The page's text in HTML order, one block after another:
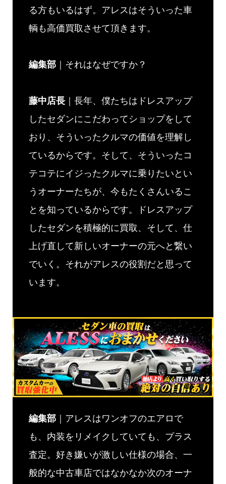
る方もいるはず。アレスはそういった車
輌も高価買取させて頂きます。
編集部｜それはなぜですか？
藤中店長｜長年、僕たちはドレスアップ
したセダンにこだわってショップをして
おり、そういったクルマの価値を理解し
ているからです。そして、そういったコ
テコテにイジったクルマに乗りたいとい
うオーナーたちが、今もたくさんいるこ
とを知っているからです。ドレスアップ
したセダンを積極的に買取、そして、仕
上げ直して新しいオーナーの元へと繋い
でいく。それがアレスの役割だと思って
います。
編集部｜アレスはワンオフのエアロで
も、内装をリメイクしていても、プラス
査定。好き嫌いが激しい仕様の場合、一
般的な中古車店ではなかなか次のオーナ